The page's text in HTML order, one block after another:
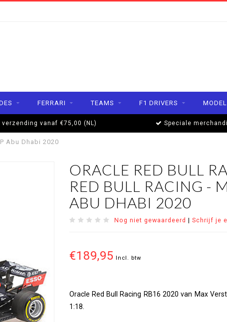
FERRARI TEAMS F1 DRIVERS
verzending vanaf €75,00 (NL) Speciale
Abu Dhabi 2020
ORACLE RED BULL
RED BULL RACING -
ABU DHABI 2020
Nog niet gewaardeerd | Schrijf je
€189,95 Incl. btw
Oracle Red Bull Racing RB16 2020 van Max
1:18.